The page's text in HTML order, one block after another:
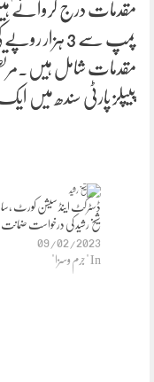
مقدمات درج کروائے
پمپ سے 3
پیپلز پارٹی سندھ میں
ڈسٹرکٹ اینڈ سیشن کورٹ
شیخ رشید کی درخواست ضمانت
09/02/2023
In "جرم وسزا"